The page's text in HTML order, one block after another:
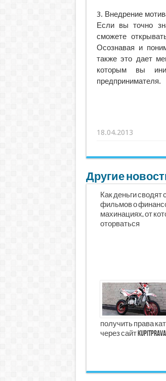
3. Внедрение
Если вы точно
сможете
Осознавая и
также это дает
которым вы
предпринимателя.
18.04.2013
Другие
Как деньги сводят
фильмов о
махинациях, от
оторваться
получить права
через сайт